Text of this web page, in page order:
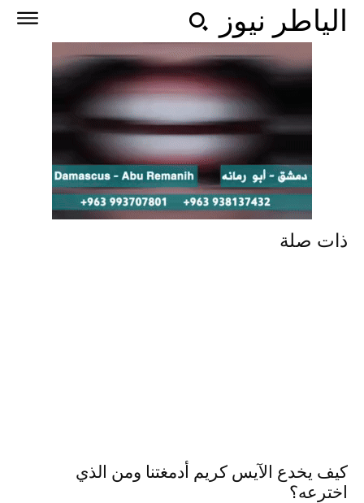
الياطر نيوز
ذات صلة
كيف يخدع الآيس كريم أدمغتنا ومن الذي
اخترعه؟